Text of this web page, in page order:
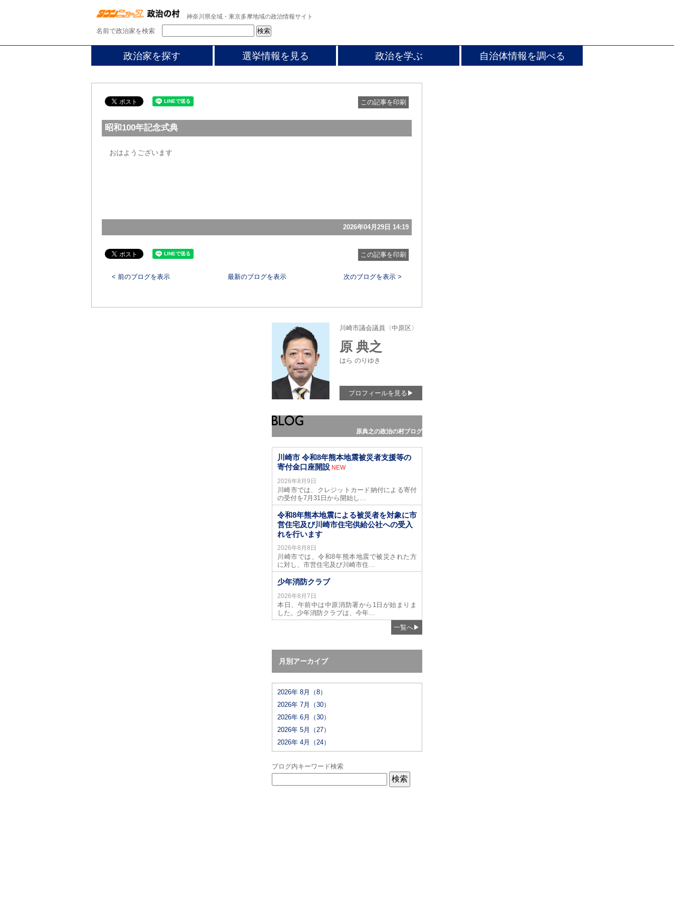
神奈川県全域・東京多摩地域の政治情報サイト
名前で政治家を検索
政治家を探す 選挙情報を見る 政治を学ぶ 自治体情報を調べる
この記事を印刷
昭和100年記念式典
おはようございます
2026年04月29日 14:19
この記事を印刷
< 前のブログを表示 最新のブログを表示 次のブログを表示 >
川崎市議会議員〈中原区〉
原 典之
はら のりゆき
プロフィールを見る ▶
原典之の政治の村ブログ
川崎市 令和8年熊本地震被災者支援等の
寄付金口座開設 NEW
2026年8月9日
川崎市では、クレジットカード納付による寄付
の受付を7月31日から開始し…
令和8年熊本地震による被災者を対象に市
営住宅及び川崎市住宅供給公社への受入
れを行います
2026年8月8日
川崎市では、令和8年熊本地震で被災された方
に対し、市営住宅及び川崎市住…
少年消防クラブ
2026年8月7日
本日、午前中は中原消防署から1日が始まりま
した。少年消防クラブは、今年…
一覧へ▶
月別アーカイブ
2026年 8月（8）
2026年 7月（30）
2026年 6月（30）
2026年 5月（27）
2026年 4月（24）
ブログ内キーワード検索